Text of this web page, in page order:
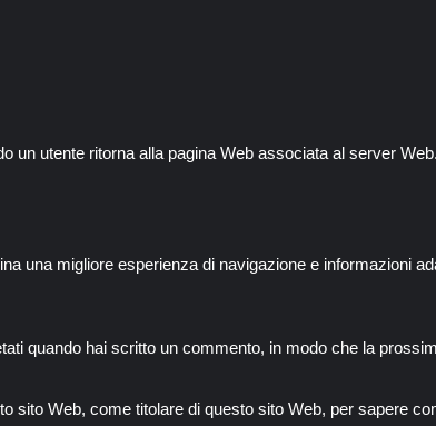
un utente ritorna alla pagina Web associata al server Web.
una migliore esperienza di navigazione e informazioni
quando hai scritto un commento, in modo che la
sito Web, come titolare di questo sito Web, per sapere